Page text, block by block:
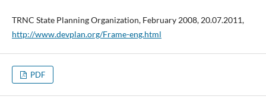
TRNC State Planning Organization, February 2008, 20.07.2011,
http://www.devplan.org/Frame-eng.html
PDF